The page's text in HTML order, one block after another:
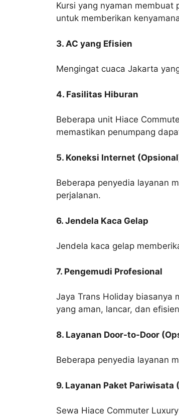
Kursi yang nyaman membuat
untuk memberikan
3. AC yang Efisien
Mengingat cuaca Jakarta
4. Fasilitas Hiburan
Beberapa unit Hiace
memastikan penumpang
5. Koneksi Internet
Beberapa penyedia layanan
perjalanan.
6. Jendela Kaca Gelap
Jendela kaca gelap
7. Pengemudi Profesional
Jaya Trans Holiday biasanya
yang aman, lancar, dan
8. Layanan Door-to-Door
Beberapa penyedia layanan
9. Layanan Paket Pariwisata
Sewa Hiace Commuter